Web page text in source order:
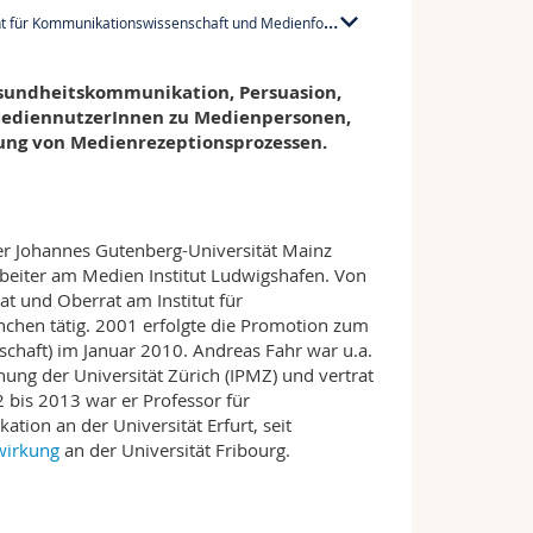
Kommunikationswissenschaft und Medienforschung
Empfangszeit:
Mittwoch: 17:00-18:30
+41 26 300 8381
Persuasion,
zu Medienpersonen,
von Medienrezeptionsprozessen.
Johannes Gutenberg-Universität Mainz
am Medien Institut Ludwigshafen. Von
und Oberrat am Institut für
tätig. 2001 erfolgte die Promotion zum
im Januar 2010. Andreas Fahr war u.a.
der Universität Zürich (IPMZ) und vertrat
bis 2013 war er Professor für
an der Universität Erfurt, seit
an der Universität Fribourg.